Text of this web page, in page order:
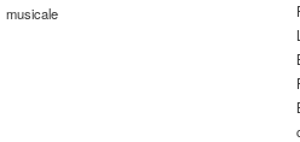
musicale